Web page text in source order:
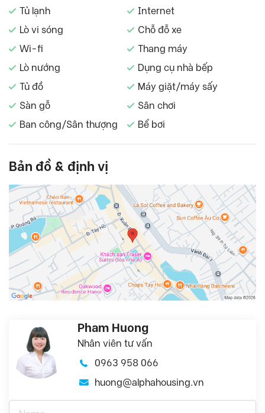
Tủ lạnh
Internet
Lò vi sóng
Chỗ đỗ xe
Wi-fi
Thang máy
Lò nướng
Dụng cụ nhà bếp
Tủ đồ
Máy giặt/máy sấy
Sàn gỗ
Sân chơi
Ban công/Sân thượng
Bể bơi
Bản đồ & định vị
Pham Huong
Nhân viên tư vấn
0963 958 066
huong@alphahousing.vn